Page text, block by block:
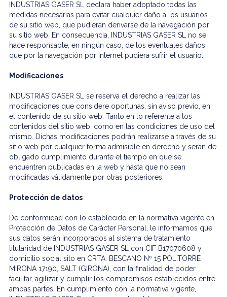
INDUSTRIAS GASER SL declara haber adoptado todas las
medidas necesarias para evitar cualquier daño a los usuarios
de su sitio web, que pudieran derivarse de la navegación por
su sitio web. En consecuencia, INDUSTRIAS GASER SL no se
hace responsable, en ningún caso, de los eventuales daños
que por la navegación por Internet pudiera sufrir el usuario.
Modificaciones
INDUSTRIAS GASER SL se reserva el derecho a realizar las
modificaciones que considere oportunas, sin aviso previo, en
el contenido de su sitio web. Tanto en lo referente a los
contenidos del sitio web, como en las condiciones de uso del
mismo. Dichas modificaciones podrán realizarse a través de su
sitio web por cualquier forma admisible en derecho y serán de
obligado cumplimiento durante el tiempo en que se
encuentren publicadas en la web y hasta que no sean
modificadas válidamente por otras posteriores.
Protección de datos
De conformidad con lo establecido en la normativa vigente en
Protección de Datos de Carácter Personal, le informamos que
sus datos serán incorporados al sistema de tratamiento
titularidad de INDUSTRIAS GASER SL con CIF B17070608 y
domicilio social sito en CRTA. BESCANO Nº 15 POL.TORRE
MIRONA 17190, SALT (GIRONA), con la finalidad de poder
facilitar, agilizar y cumplir los compromisos establecidos entre
ambas partes. En cumplimiento con la normativa vigente,